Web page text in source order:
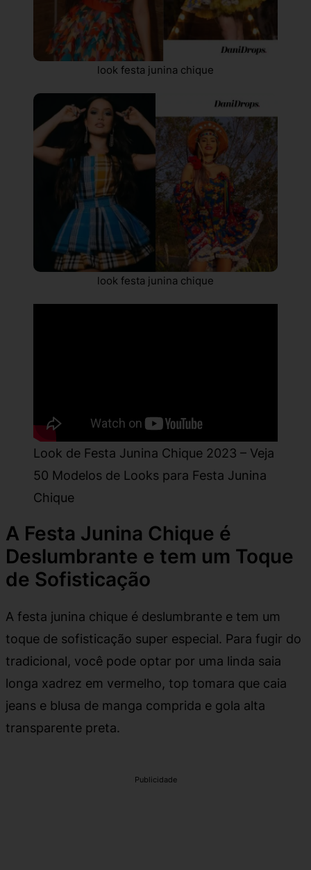
look festa junina chique
look festa junina chique
Look de Festa Junina Chique 2023 – Veja
50 Modelos de Looks para Festa Junina
Chique
A Festa Junina Chique é
Deslumbrante e tem um Toque
de Sofisticação
A festa junina chique é deslumbrante e tem um
toque de sofisticação super especial. Para fugir do
tradicional, você pode optar por uma linda saia
longa xadrez em vermelho, top tomara que caia
jeans e blusa de manga comprida e gola alta
transparente preta.
Publicidade